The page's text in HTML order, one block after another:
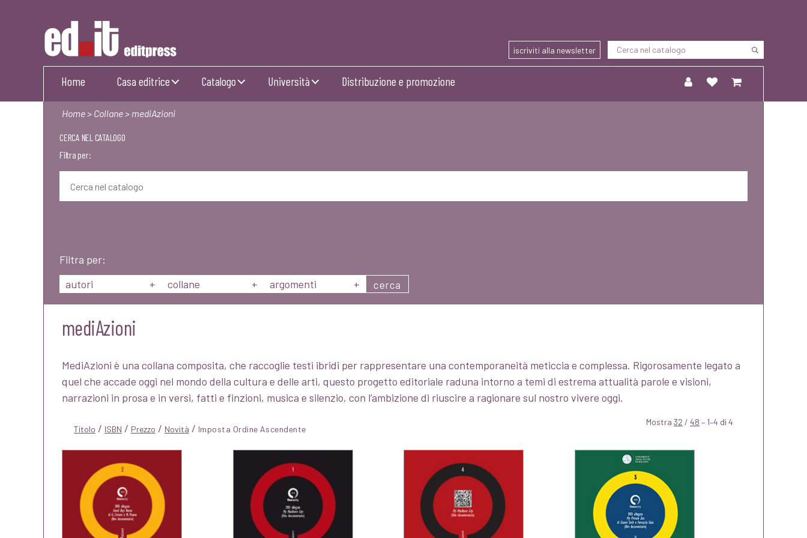
Editpress
iscriviti alla newsletter
Home Casa editrice Catalogo Università Distribuzione e promozione
Home> Collane> mediAzioni
CERCA NEL CATALOGO
Filtra per:
Filtra per:
autori
+ collane + argomenti + cerca
mediAzioni
MediAzioni è una collana composita, che raccoglie testi ibridi per rappresentare una contemporaneità meticcia e complessa. Rigorosamente legato a
quel che accade oggi nel mondo della cultura e delle arti, questo progetto editoriale raduna intorno a temi di estrema attualità parole e visioni,
narrazioni in prosa e in versi, fatti e finzioni, musica e silenzio, con l’ambizione di riuscire a ragionare sul nostro vivere oggi.
Titolo / ISBN / Prezzo / Novità / Mostra 32 / 48 – 1–4 di 4